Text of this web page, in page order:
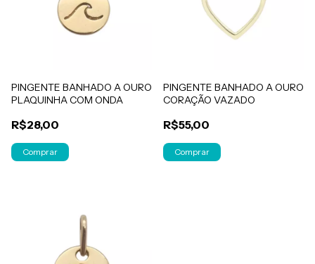
PINGENTE BANHADO A OURO
PLAQUINHA COM ONDA
R$28,00
PINGENTE BANHADO A OURO
CORAÇÃO VAZADO
R$55,00
Comprar